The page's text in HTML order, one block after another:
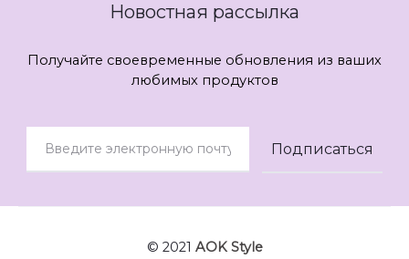
Новостная рассылка
Получайте своевременные обновления из ваших
любимых продуктов
© 2021 AOK Style